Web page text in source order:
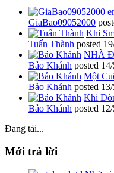
GiaBao09052000
Khi
Tuấn Thành posted
NHÀ
Bảo Khánh posted
Một
Bảo Khánh posted
Khi
Bảo Khánh posted
Đang tải...
Mới trả lời